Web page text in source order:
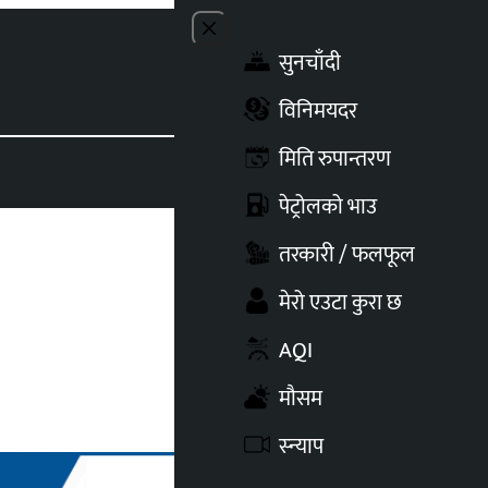
Close menu
सुनचाँदी
विनिमयदर
मिति रुपान्तरण
पेट्रोलको भाउ
तरकारी / फलफूल
मेरो एउटा कुरा छ
AQI
मौसम
स्न्याप